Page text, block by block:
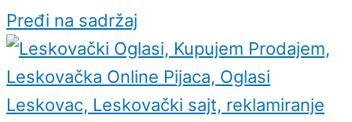
Pređi na sadržaj